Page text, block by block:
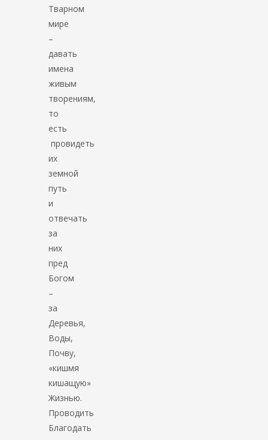
Тварном
мире
–
давать
имена
живым
творениям,
то
есть
провидеть
их
земной
путь
и
отвечать
за
них
пред
Богом
–
за
Деревья,
Воды,
Почву,
«кишмя
кишащую»
Жизнью.
Проводить
Благодать